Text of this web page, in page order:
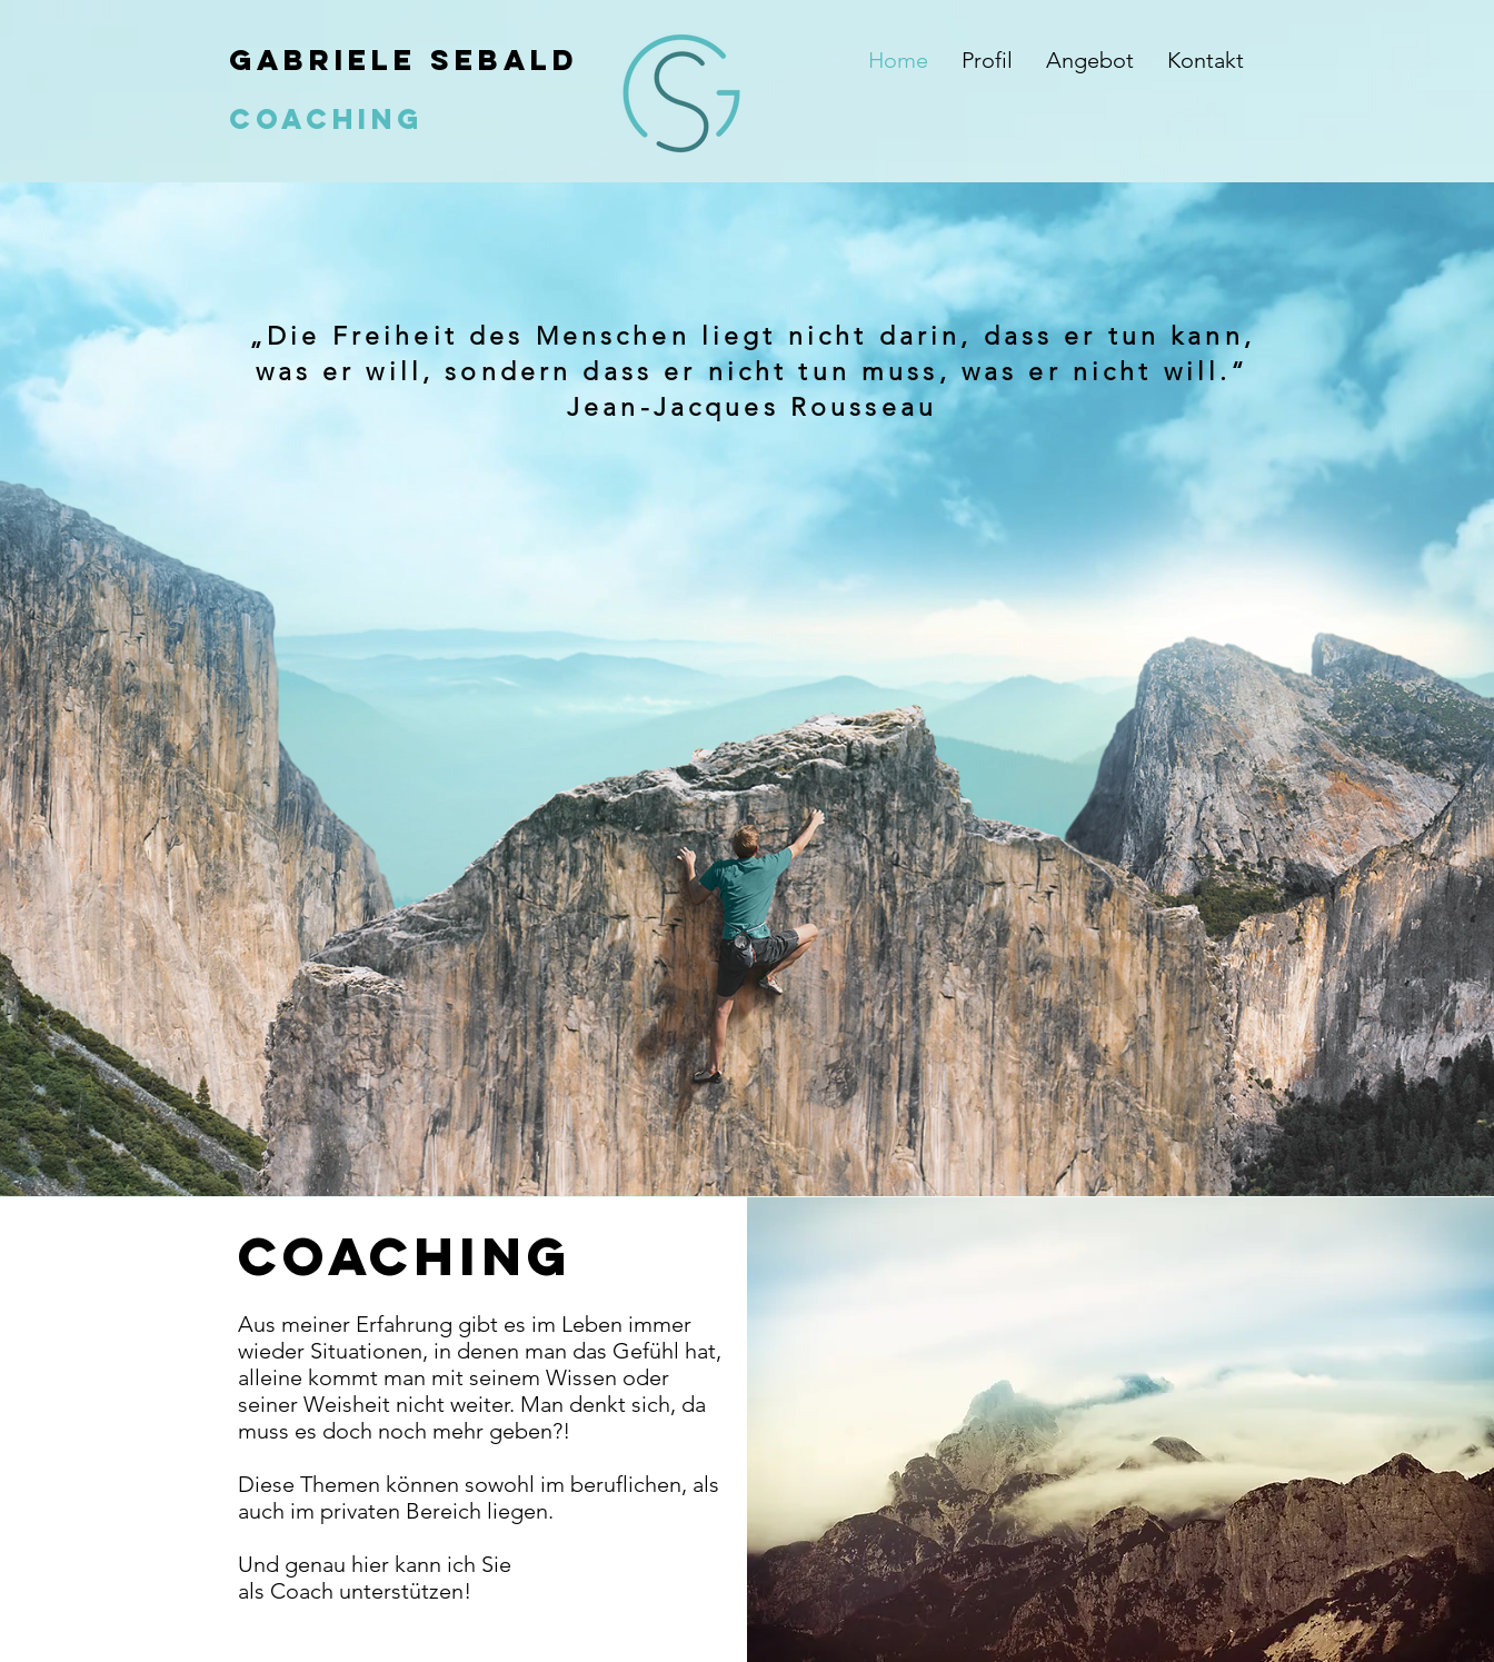
Gabriele Sebald
Coaching
Home Profil Angebot Kontakt
„Die Freiheit des Menschen liegt nicht darin, dass er tun kann,
was er will, sondern dass er nicht tun muss, was er nicht will.“
Jean-Jacques Rousseau
Coaching
Aus meiner Erfahrung gibt es im Leben immer
wieder Situationen, in denen man das Gefühl hat,
alleine kommt man mit seinem Wissen oder
seiner Weisheit nicht weiter. Man denkt sich, da
muss es doch noch mehr geben?!
Diese Themen können sowohl im beruflichen, als
auch im privaten Bereich liegen.
Und genau hier kann ich Sie
als Coach unterstützen!